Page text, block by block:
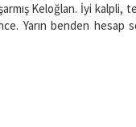
Keloğlan. İyi
Yarın benden hesap